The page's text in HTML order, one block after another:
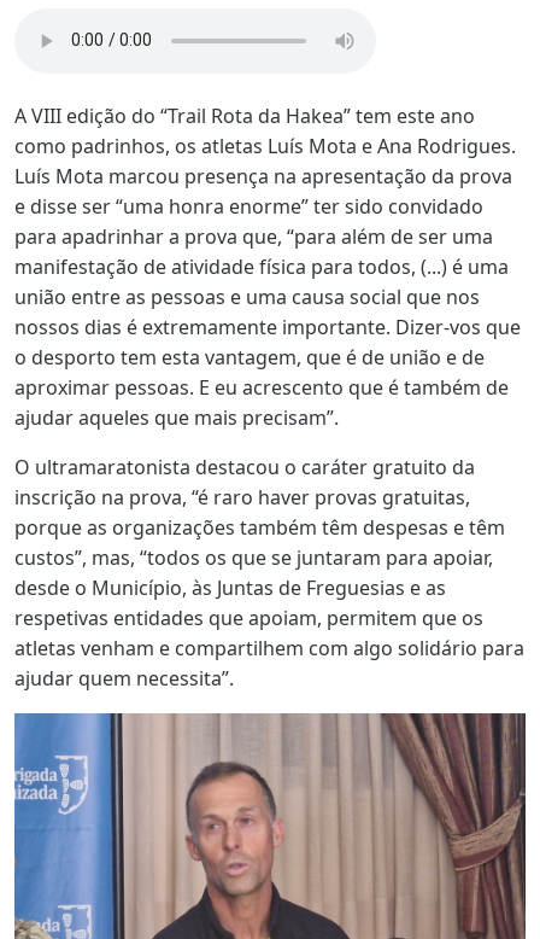
A VIII edição do “Trail Rota da Hakea” tem este ano
como padrinhos, os atletas Luís Mota e Ana Rodrigues.
Luís Mota marcou presença na apresentação da prova
e disse ser “uma honra enorme” ter sido convidado
para apadrinhar a prova que, “para além de ser uma
manifestação de atividade física para todos, (...) é uma
união entre as pessoas e uma causa social que nos
nossos dias é extremamente importante. Dizer-vos que
o desporto tem esta vantagem, que é de união e de
aproximar pessoas. E eu acrescento que é também de
ajudar aqueles que mais precisam”.
O ultramaratonista destacou o caráter gratuito da
inscrição na prova, “é raro haver provas gratuitas,
porque as organizações também têm despesas e têm
custos”, mas, “todos os que se juntaram para apoiar,
desde o Município, às Juntas de Freguesias e as
respetivas entidades que apoiam, permitem que os
atletas venham e compartilhem com algo solidário para
ajudar quem necessita”.